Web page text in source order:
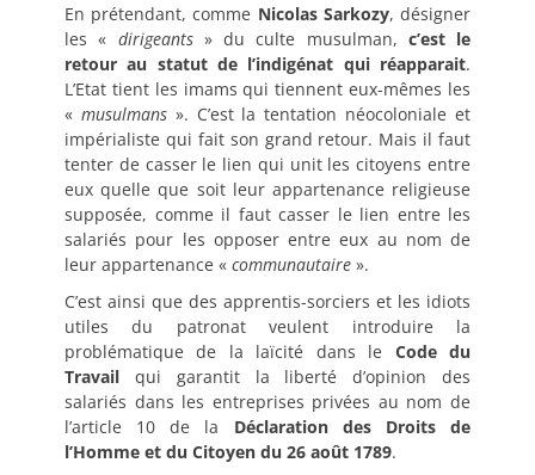
En prétendant, comme Nicolas Sarkozy, désigner
les « dirigeants» du culte musulman, c’est le
retour au statut de l’indigénat qui réapparait.
L’Etat tient les imams qui tiennent eux-mêmes les
« musulmans». C’est la tentation néocoloniale et
impérialiste qui fait son grand retour. Mais il faut
tenter de casser le lien qui unit les citoyens entre
eux quelle que soit leur appartenance religieuse
supposée, comme il faut casser le lien entre les
salariés pour les opposer entre eux au nom de
leur appartenance « communautaire ».
C’est ainsi que des apprentis-sorciers et les idiots
utiles du patronat veulent introduire la
problématique de la laïcité dans le Code du
Travail qui garantit la liberté d’opinion des
salariés dans les entreprises privées au nom de
l’article 10 de la Déclaration des Droits de
l’Homme et du Citoyen du 26 août 1789.